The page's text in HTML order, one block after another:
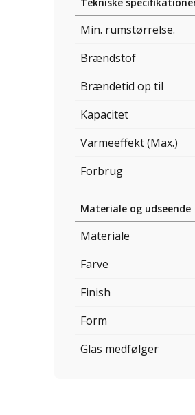
Min. rumstørrelse.
Brændstof
Brændetid op til
Kapacitet
Varmeeffekt (Max.)
Forbrug
Materiale og udseende
Materiale
Farve
Finish
Form
Glas medfølger